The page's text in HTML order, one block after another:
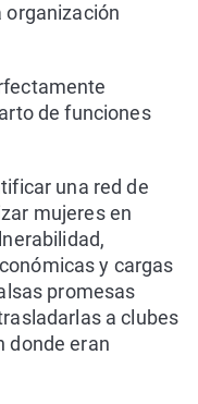
organización
de funciones
una red de
mujeres en
y cargas
promesas
a clubes
donde eran